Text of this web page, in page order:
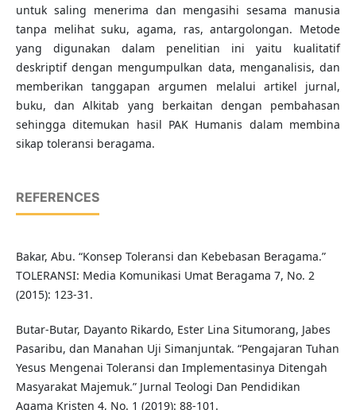
untuk saling menerima dan mengasihi sesama manusia
tanpa melihat suku, agama, ras, antargolongan. Metode
yang digunakan dalam penelitian ini yaitu kualitatif
deskriptif dengan mengumpulkan data, menganalisis, dan
memberikan tanggapan argumen melalui artikel jurnal,
buku, dan Alkitab yang berkaitan dengan pembahasan
sehingga ditemukan hasil PAK Humanis dalam membina
sikap toleransi beragama.
REFERENCES
Bakar, Abu. “Konsep Toleransi dan Kebebasan Beragama.”
TOLERANSI: Media Komunikasi Umat Beragama 7, No. 2
(2015): 123-31.
Butar-Butar, Dayanto Rikardo, Ester Lina Situmorang, Jabes
Pasaribu, dan Manahan Uji Simanjuntak. “Pengajaran Tuhan
Yesus Mengenai Toleransi dan Implementasinya Ditengah
Masyarakat Majemuk.” Jurnal Teologi Dan Pendidikan
Agama Kristen 4, No. 1 (2019): 88-101.